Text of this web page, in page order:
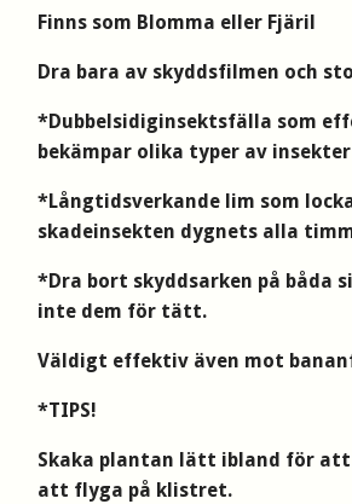
Finns som Blomma eller Fjäril
Dra bara av skyddsfilmen och
*Dubbelsidiginsektsfälla som
bekämpar olika typer av insekter
*Långtidsverkande lim som
skadeinsekten dygnets alla
*Dra bort skyddsarken på båda
inte dem för tätt.
Väldigt effektiv även mot
*TIPS!
Skaka plantan lätt ibland för
att flyga på klistret.